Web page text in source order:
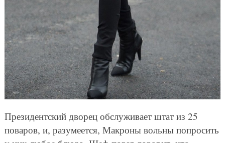
Президентский дворец обслуживает штат из 25
поваров, и, разумеется, Макроны вольны попросить